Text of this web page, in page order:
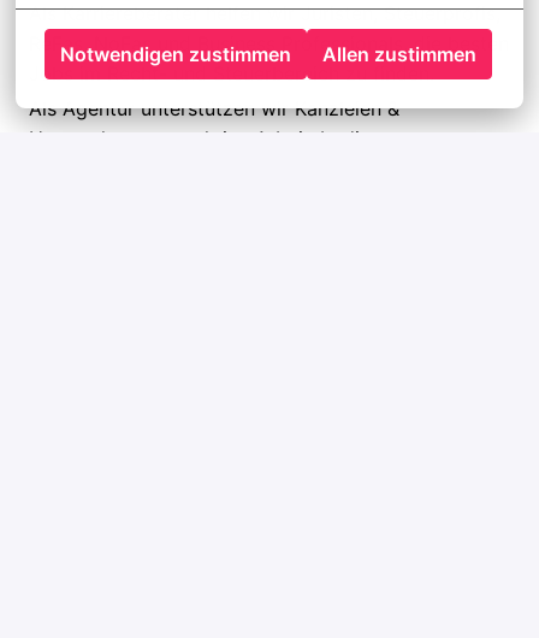
Notwendigen zustimmen Allen zustimmen
Als Karriereberater helfen wir Juristen, Steuerprofis,
ReFas, NoFas und Business Professionals, die besten
Jobs im Recht- und Steuerbereich zu finden.
Als Agentur unterstützen wir Kanzleien &
Unternehmen, attraktive Arbeitsbedingungen zu